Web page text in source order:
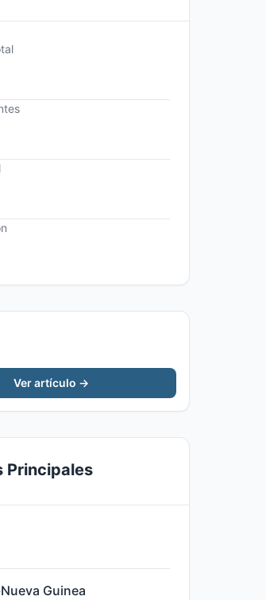
Ver artículo →
Principales
Guinea